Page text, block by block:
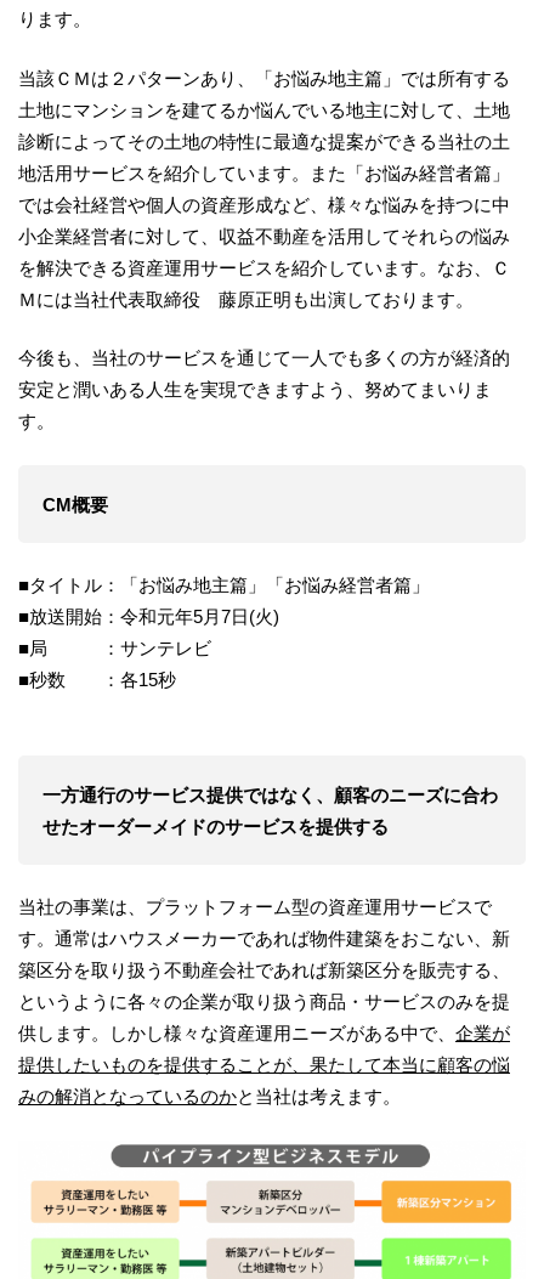
ります。
当該ＣＭは２パターンあり、「お悩み地主篇」では所有する
土地にマンションを建てるか悩んでいる地主に対して、土地
診断によってその土地の特性に最適な提案ができる当社の土
地活用サービスを紹介しています。また「お悩み経営者篇」
では会社経営や個人の資産形成など、様々な悩みを持つに中
小企業経営者に対して、収益不動産を活用してそれらの悩み
を解決できる資産運用サービスを紹介しています。なお、Ｃ
Ｍには当社代表取締役 藤原正明も出演しております。
今後も、当社のサービスを通じて一人でも多くの方が経済的
安定と潤いある人生を実現できますよう、努めてまいりま
す。
CM概要
■タイトル：「お悩み地主篇」「お悩み経営者篇」
■放送開始：令和元年5月7日(火)
■局 ：サンテレビ
■秒数 ：各15秒
一方通行のサービス提供ではなく、顧客のニーズに合わ
せたオーダーメイドのサービスを提供する
当社の事業は、プラットフォーム型の資産運用サービスで
す。通常はハウスメーカーであれば物件建築をおこない、新
築区分を取り扱う不動産会社であれば新築区分を販売する、
というように各々の企業が取り扱う商品・サービスのみを提
供します。しかし様々な資産運用ニーズがある中で、 企業が
提供したいものを提供することが、果たして本当に顧客の悩
みの解消となっているのかと当社は考えます。